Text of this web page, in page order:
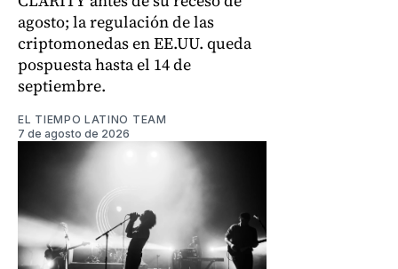
agosto; la regulación de las
criptomonedas en EE.UU. queda
pospuesta hasta el 14 de
septiembre.
EL TIEMPO LATINO TEAM
7 de agosto de 2026